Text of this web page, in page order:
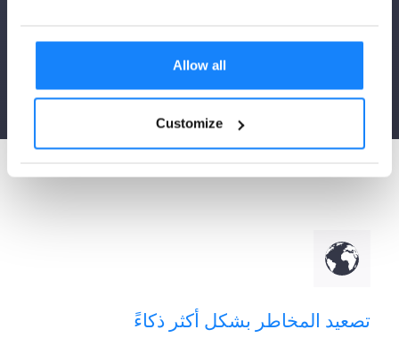
Allow all
Customize
ابدأ الآن
تصعيد المخاطر بشكل أكثر ذكاءً